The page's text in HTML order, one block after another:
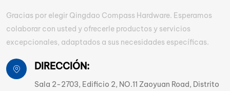
Gracias por elegir Qingdao Compass Hardware. Esperamos
colaborar con usted y ofrecerle productos y servicios
excepcionales, adaptados a sus necesidades específicas.
DIRECCIÓN:
Sala 2-2703, Edificio 2, NO.11 Zaoyuan Road, Distrito